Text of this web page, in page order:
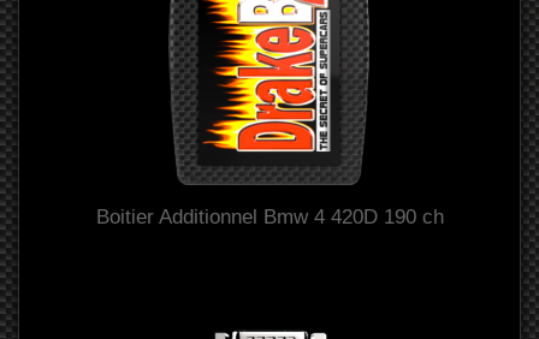
Boitier Additionnel Bmw 4 420D 190 ch